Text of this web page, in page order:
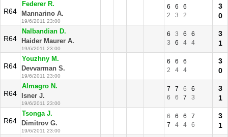
R64
Federer R.
Mannarino A.
19/6/2011 23:00
6 6
6
2
3 2
3
0
R64
Nalbandian D.
Haider Maurer A.
19/6/2011 23:00
6 3 6
6
3
6 4 4
3
1
R64
Youzhny M.
Devvarman S.
19/6/2011 23:00
6 6
6
2
4 4
3
0
R64
Almagro N.
Isner J.
19/6/2011 23:00
7 7 6
6
6
6 7 3
3
1
R64
Tsonga J.
Dimitrov G.
19/6/2011 23:00
6 6 6
7
7
4 4 6
3
1